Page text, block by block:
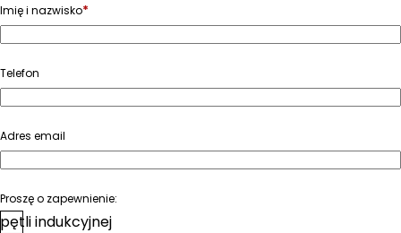
Imię i nazwisko*
Telefon
Adres email
Proszę o zapewnienie:
pętli indukcyjnej